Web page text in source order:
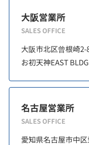
大阪営業所
SALES OFFICE
大阪市北区曾根崎2-
お初天神EAST
名古屋営業所
SALES OFFICE
愛知県名古屋市中